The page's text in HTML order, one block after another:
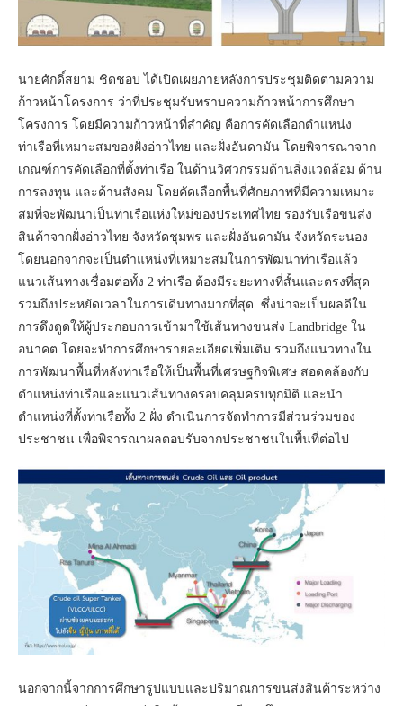
นายศักดิ์สยาม ชิดชอบ ได้เปิดเผยภายหลังการประชุมติดตามความ
ก้าวหน้าโครงการ ว่าที่ประชุมรับทราบความก้าวหน้าการศึกษา
โครงการ โดยมีความก้าวหน้าที่สำคัญ คือการคัดเลือกตำแหน่ง
ท่าเรือที่เหมาะสมของฝั่งอ่าวไทย และฝั่งอันดามัน โดยพิจารณาจาก
เกณฑ์การคัดเลือกที่ตั้งท่าเรือ ในด้านวิศวกรรมด้านสิ่งแวดล้อม ด้าน
การลงทุน และด้านสังคม โดยคัดเลือกพื้นที่ศักยภาพที่มีความเหมาะ
สมที่จะพัฒนาเป็นท่าเรือแห่งใหม่ของประเทศไทย รองรับเรือขนส่ง
สินค้าจากฝั่งอ่าวไทย จังหวัดชุมพร และฝั่งอันดามัน จังหวัดระนอง
โดยนอกจากจะเป็นตำแหน่งที่เหมาะสมในการพัฒนาท่าเรือแล้ว
แนวเส้นทางเชื่อมต่อทั้ง 2 ท่าเรือ ต้องมีระยะทางที่สั้นและตรงที่สุด
รวมถึงประหยัดเวลาในการเดินทางมากที่สุด ซึ่งน่าจะเป็นผลดีใน
การดึงดูดให้ผู้ประกอบการเข้ามาใช้เส้นทางขนส่ง Landbridge ใน
อนาคต โดยจะทำการศึกษารายละเอียดเพิ่มเติม รวมถึงแนวทางใน
การพัฒนาพื้นที่หลังท่าเรือให้เป็นพื้นที่เศรษฐกิจพิเศษ สอดคล้องกับ
ตำแหน่งท่าเรือและแนวเส้นทางครอบคลุมครบทุกมิติ และนำ
ตำแหน่งที่ตั้งท่าเรือทั้ง 2 ฝั่ง ดำเนินการจัดทำการมีส่วนร่วมของ
ประชาชน เพื่อพิจารณาผลตอบรับจากประชาชนในพื้นที่ต่อไป
นอกจากนี้จากการศึกษารูปแบบและปริมาณการขนส่งสินค้าระหว่าง